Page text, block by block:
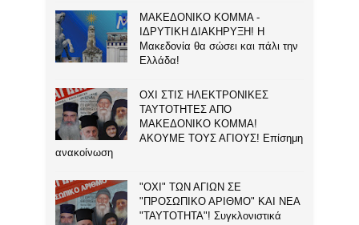
ΜΑΚΕΔΟΝΙΚΟ ΚΟΜΜΑ -
ΙΔΡΥΤΙΚΗ ΔΙΑΚΗΡΥΞΗ! Η
Μακεδονία θα σώσει και πάλι την
Ελλάδα!
ΟΧΙ ΣΤΙΣ ΗΛΕΚΤΡΟΝΙΚΕΣ
ΤΑΥΤΟΤΗΤΕΣ ΑΠΟ
ΜΑΚΕΔΟΝΙΚΟ ΚΟΜΜΑ!
ΑΚΟΥΜΕ ΤΟΥΣ ΑΓΙΟΥΣ! Επίσημη
ανακοίνωση
"ΟΧΙ" ΤΩΝ ΑΓΙΩΝ ΣΕ
"ΠΡΟΣΩΠΙΚΟ ΑΡΙΘΜΟ" ΚΑΙ ΝΕΑ
"ΤΑΥΤΟΤΗΤΑ"! Συγκλονιστικά